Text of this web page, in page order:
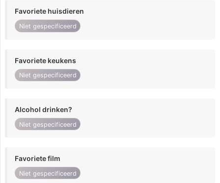
Favoriete huisdieren
Niet gespecificeerd
Favoriete keukens
Niet gespecificeerd
Alcohol drinken?
Niet gespecificeerd
Favoriete film
Niet gespecificeerd